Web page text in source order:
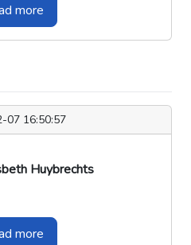
more
07 16:50:57
Huybrechts
more